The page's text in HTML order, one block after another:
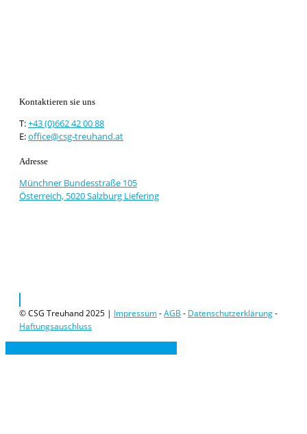
Kontaktieren sie uns
T:+43 (0)662 42 00 88
E:office@csg-treuhand.at
Adresse
Münchner Bundesstraße 105
Österreich, 5020 Salzburg Liefering
© CSG Treuhand 2025 | Impressum-AGB - Datenschutzerklärung-
Haftungsauschluss